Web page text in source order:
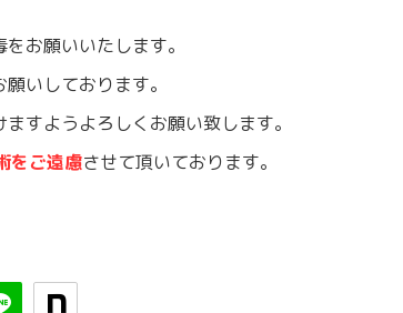
お願いいたします。
いしております。
すようよろしくお願い致します。
をご遠慮させて頂いております。